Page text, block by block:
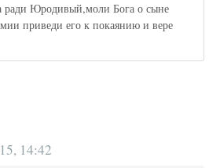
ради Юродивый,моли Бога о сыне
приведи его к покаянию и вере
14:42